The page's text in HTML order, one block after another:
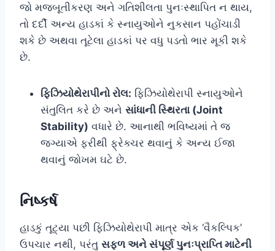
જો મજબૂતીકરણ અને ગતિશીલતા પુનઃસ્થાપિત ન થાય,
તો દર્દી અન્ય હાડકાં કે સ્નાયુઓને નુકસાન પહોંચાડી
શકે છે અથવા તૂટેલા હાડકાં પર વધુ પડતો ભાર મૂકી શકે
છે.
ફિઝિયોથેરાપીનો રોલ: ફિઝિયોથેરાપી સ્નાયુઓને
સંતુલિત કરે છે અને સાંધાની સ્થિરતા (Joint
Stability) વધારે છે. આનાથી ભવિષ્યમાં તે જ
જગ્યાએ ફરીથી ફ્રેક્ચર થવાનું કે અન્ય ઈજા
થવાનું જોખમ ઘટે છે.
નિષ્કર્ષ
હાડકું તૂટ્યા પછી ફિઝિયોથેરાપી માત્ર એક ‘વૈકલ્પિક’
ઉપચાર નથી, પરંતુ સફળ અને સંપૂર્ણ પુનઃપ્રાપ્તિ માટેની